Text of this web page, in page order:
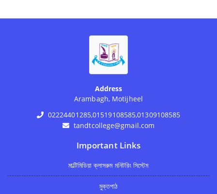
Address
Arambagh, Motijheel
02224401285,01519108585,01309108585
tandtcollege@gmail.com
Important Links
মাল্টিমিডিয়া ক্লাসরুম মনিটরিং সিস্টেম
মুক্তপাঠ